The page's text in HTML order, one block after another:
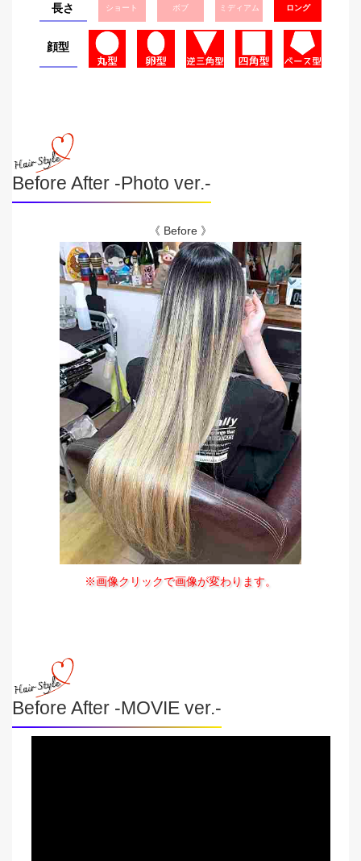
長さ ショート ボブ ミディアム ロング
顔型
Before After -Photo ver.-
《 Before 》
※画像クリックで画像が変わります。
Before After -MOVIE ver.-